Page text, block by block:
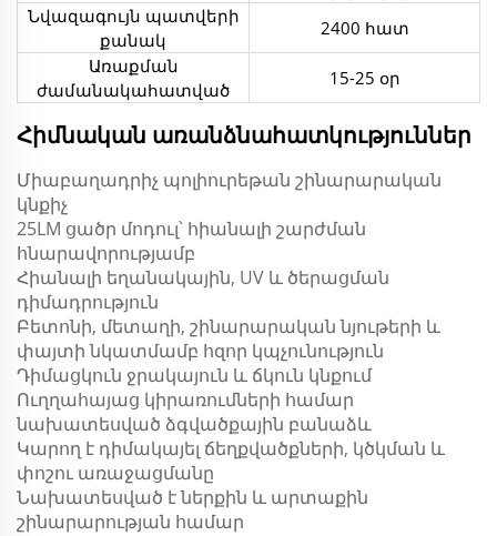
Նվազագույն պատվերի
քանակ
2400 հատ
Առաքման
ժամանակահատված
15-25 օր
Հիմնական առանձնահատկություններ
Միաբաղադրիչ պոլիուրեթան շինարարական
կնքիչ
25LM ցածր մոդուլ՝ հիանալի շարժման
հնարավորությամբ
Հիանալի եղանակային, UV և ծերացման
դիմադրություն
Բետոնի, մետաղի, շինարարական նյութերի և
փայտի նկատմամբ հզոր կպչունություն
Դիմացկուն ջրակայուն և ճկուն կնքում
Ուղղահայաց կիրառումների համար
նախատեսված ձգվածքային բանաձև
Կարող է դիմակայել ճեղքվածքների, կծկման և
փոշու առաջացմանը
Նախատեսված է ներքին և արտաքին
շինարարության համար